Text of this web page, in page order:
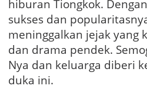
hiburan Tiongkok.
sukses dan
meninggalkan jejak
dan drama pendek.
Nya dan keluarga diberi
duka ini.